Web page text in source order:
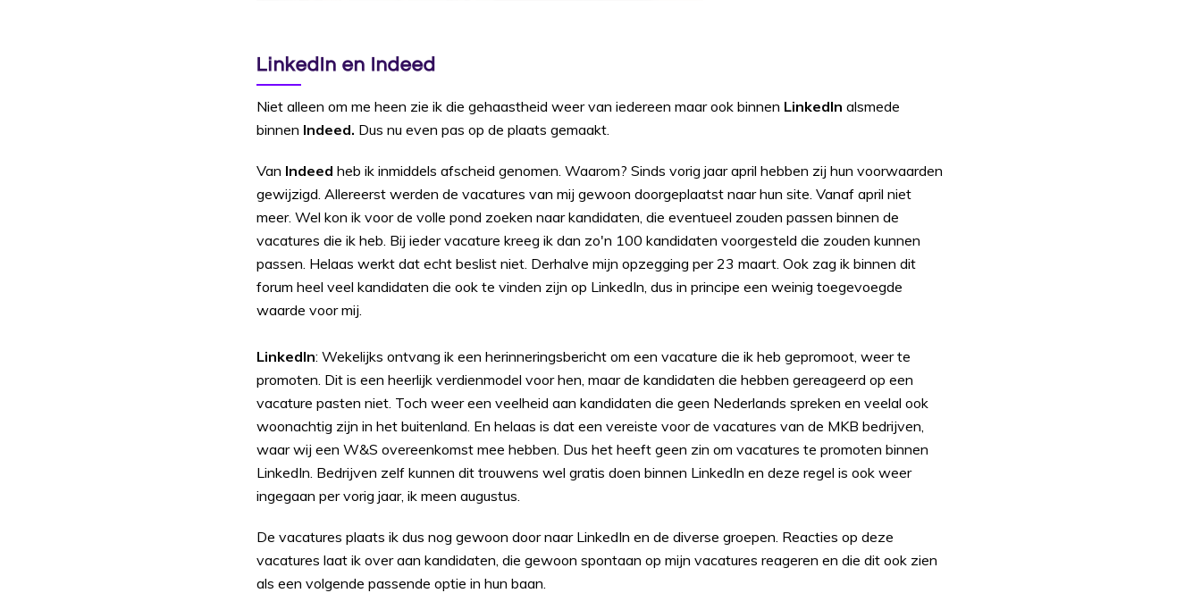
LinkedIn en Indeed
Niet alleen om me heen zie ik die gehaastheid weer van iedereen maar ook binnen LinkedIn alsmede
binnen Indeed. Dus nu even pas op de plaats gemaakt.
Van Indeed heb ik inmiddels afscheid genomen. Waarom? Sinds vorig jaar april hebben zij hun voorwaarden
gewijzigd. Allereerst werden de vacatures van mij gewoon doorgeplaatst naar hun site. Vanaf april niet
meer. Wel kon ik voor de volle pond zoeken naar kandidaten, die eventueel zouden passen binnen de
vacatures die ik heb. Bij ieder vacature kreeg ik dan zo'n 100 kandidaten voorgesteld die zouden kunnen
passen. Helaas werkt dat echt beslist niet. Derhalve mijn opzegging per 23 maart. Ook zag ik binnen dit
forum heel veel kandidaten die ook te vinden zijn op LinkedIn, dus in principe een weinig toegevoegde
waarde voor mij.
LinkedIn: Wekelijks ontvang ik een herinneringsbericht om een vacature die ik heb gepromoot, weer te
promoten. Dit is een heerlijk verdienmodel voor hen, maar de kandidaten die hebben gereageerd op een
vacature pasten niet. Toch weer een veelheid aan kandidaten die geen Nederlands spreken en veelal ook
woonachtig zijn in het buitenland. En helaas is dat een vereiste voor de vacatures van de MKB bedrijven,
waar wij een W&S overeenkomst mee hebben. Dus het heeft geen zin om vacatures te promoten binnen
LinkedIn. Bedrijven zelf kunnen dit trouwens wel gratis doen binnen LinkedIn en deze regel is ook weer
ingegaan per vorig jaar, ik meen augustus.
De vacatures plaats ik dus nog gewoon door naar LinkedIn en de diverse groepen. Reacties op deze
vacatures laat ik over aan kandidaten, die gewoon spontaan op mijn vacatures reageren en die dit ook zien
als een volgende passende optie in hun baan.